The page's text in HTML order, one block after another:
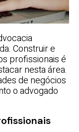
Construir e
profissionais é
nesta área.
de negócios
o advogado